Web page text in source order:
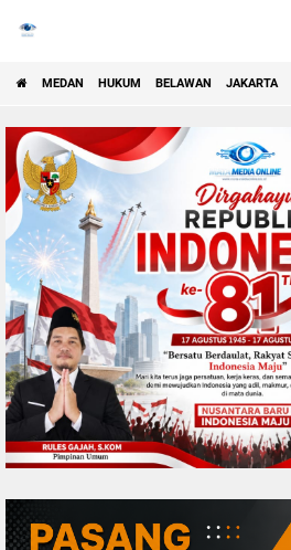
MEDAN HUKUM BELAWAN JAKARTA